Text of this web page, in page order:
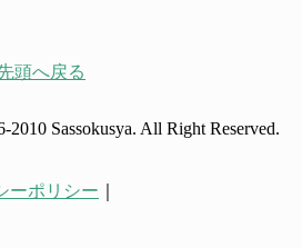
頭へ戻る
Sassokusya. All Right Reserved.
ーポリシー